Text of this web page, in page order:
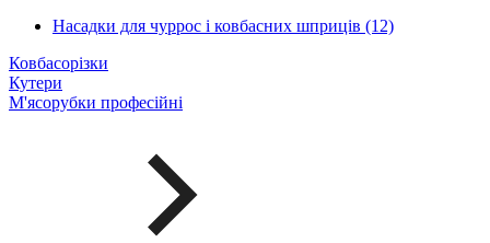
Насадки для чуррос і ковбасних шприців (12)
Ковбасорізки
Кутери
М'ясорубки професійні